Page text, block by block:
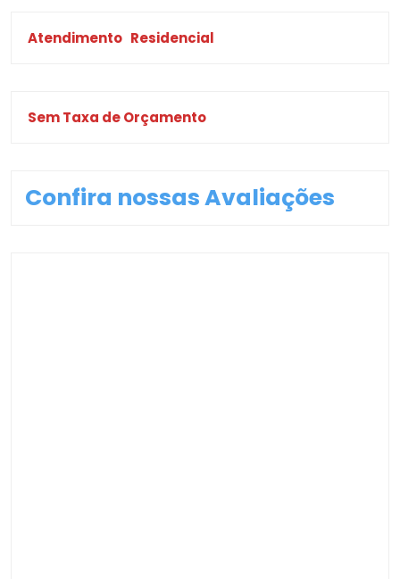
Atendimento Residencial
Sem Taxa de Orçamento
Confira nossas Avaliações